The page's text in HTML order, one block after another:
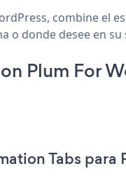
combine el
o donde desee en su
Plum For
Tabs para